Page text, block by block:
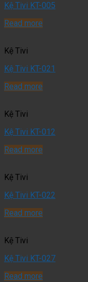
Kệ Tivi KT-005
Read more
Kệ Tivi
Kệ Tivi KT-021
Read more
Kệ Tivi
Kệ Tivi KT-012
Read more
Kệ Tivi
Kệ Tivi KT-022
Read more
Kệ Tivi
Kệ Tivi KT-027
Read more